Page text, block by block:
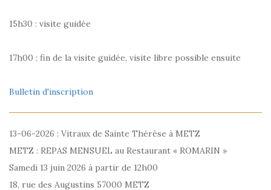
15h30 : visite guidée
17h00 : fin de la visite guidée, visite libre possible ensuite
Bulletin d'inscription
13-06-2026 : Vitraux de Sainte Thérèse à METZ
METZ : REPAS MENSUEL au Restaurant « ROMARIN »
Samedi 13 juin 2026 à partir de 12h00
18, rue des Augustins 57000 METZ